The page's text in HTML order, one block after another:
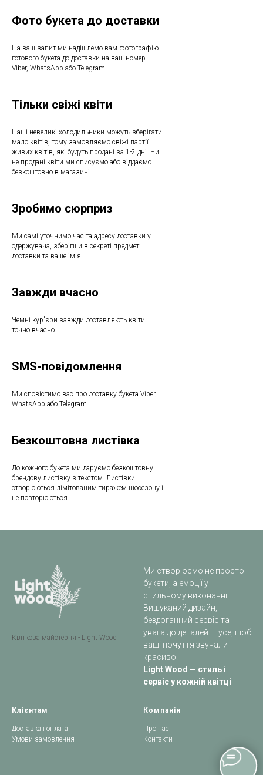
Фото букета до доставки
На ваш запит ми надішлемо вам фотографію
готового букета до доставки на ваш номер
Viber, WhatsApp або Telegram.
Тільки свіжі квіти
Наші невеликі холодильники можуть зберігати
мало квітів, тому замовляємо свіжі партії
живих квітів, які будуть продані за 1-2 дні. Чи
не продані квіти ми списуємо або віддаємо
безкоштовно в магазині.
Зробимо сюрприз
Ми самі уточнимо час та адресу доставки у
одержувача, зберігши в секреті предмет
доставки та ваше ім'я.
Завжди вчасно
Чемні кур'єри завжди доставляють квіти
точно вчасно.
SMS-повідомлення
Ми сповістимо вас про доставку букета Viber,
WhatsApp або Telegram.
Безкоштовна листівка
До кожного букета ми даруємо безкоштовну
брендову листівку з текстом. Листівки
створюються лімітованим тиражем щосезону і
не повторюються.
Квіткова майстерня - Light Wood
Ми створюємо не просто
букети, а емоції у
стильному виконанні.
Вишуканий дизайн,
бездоганний сервіс та
увага до деталей — усе, щоб
ваші почуття звучали
красиво.
Light Wood — стиль і
сервіс у кожній квітці
Клієнтам
Доставка і оплата
Умови замовлення
Компанія
Про нас
Контакти